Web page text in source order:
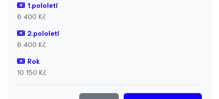
1.pololetí
6 400 Kč
2.pololetí
6 400 Kč
Rok
10 150 Kč